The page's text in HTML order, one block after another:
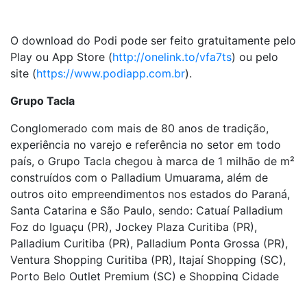
O download do Podi pode ser feito gratuitamente pelo
Play ou App Store (http://onelink.to/vfa7ts) ou pelo
site (https://www.podiapp.com.br).
Grupo Tacla
Conglomerado com mais de 80 anos de tradição,
experiência no varejo e referência no setor em todo
país, o Grupo Tacla chegou à marca de 1 milhão de m²
construídos com o Palladium Umuarama, além de
outros oito empreendimentos nos estados do Paraná,
Santa Catarina e São Paulo, sendo: Catuaí Palladium
Foz do Iguaçu (PR), Jockey Plaza Curitiba (PR),
Palladium Curitiba (PR), Palladium Ponta Grossa (PR),
Ventura Shopping Curitiba (PR), Itajaí Shopping (SC),
Porto Belo Outlet Premium (SC) e Shopping Cidade